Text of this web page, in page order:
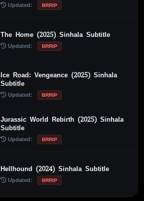
Updated: BRRIP
The Home (2025) Sinhala Subtitle
Updated: BRRIP
Ice Road: Vengeance (2025) Sinhala
Subtitle
Updated: BRRIP
Jurassic World Rebirth (2025) Sinhala
Subtitle
Updated: BRRIP
Hellhound (2024) Sinhala Subtitle
Updated: BRRIP